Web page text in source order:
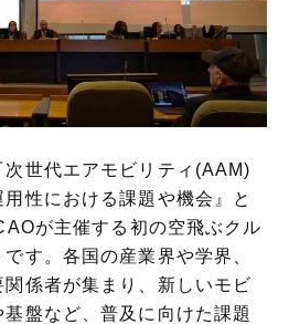
世代エアモビリティ(AAM)
性における課題や機会』と
が主催する初の空飛ぶクル
す。各国の産業界や学界、
係者が集まり、新しいモビ
盤など、普及に向けた課題